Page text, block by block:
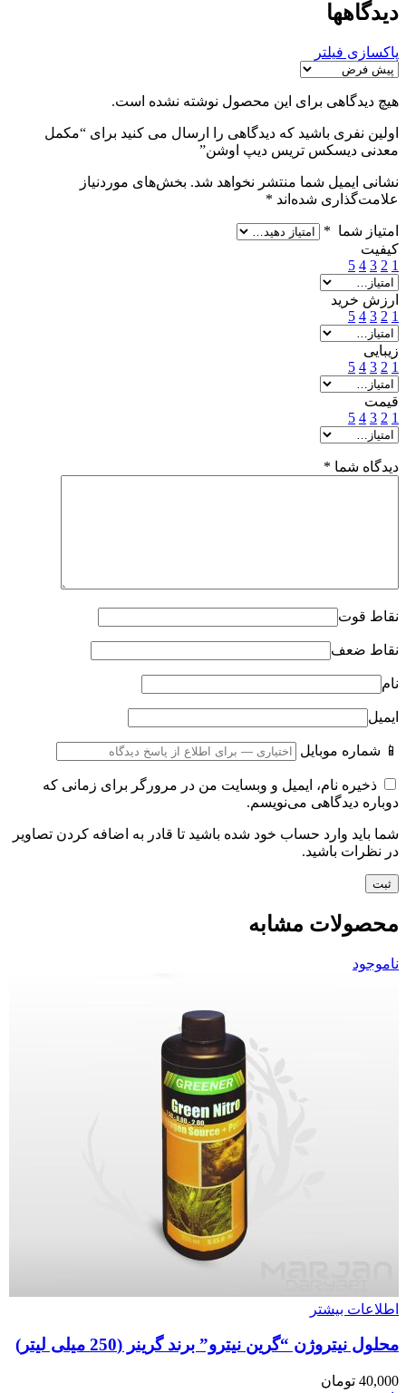
دیدگاهها
پاکسازی فیلتر
هیچ دیدگاهی برای این محصول نوشته نشده است.
اولین نفری باشید که دیدگاهی را ارسال می کنید برای “مکمل
معدنی دیسکس تریس دیپ اوشن”
نشانی ایمیل شما منتشر نخواهد شد. بخش‌های موردنیاز
علامت‌گذاری شده‌اند *
امتیاز شما *
کیفیت
1
2
3
4
5
ارزش خرید
1
2
3
4
5
زیبایی
1
2
3
4
5
قیمت
1
2
3
4
5
دیدگاه شما *
نقاط قوت
نقاط ضعف
نام
ایمیل
📱 شماره موبایل
ذخیره نام، ایمیل و وبسایت من در مرورگر برای زمانی که
دوباره دیدگاهی می‌نویسم.
شما باید وارد حساب خود شده باشید تا قادر به اضافه کردن تصاویر
در نظرات باشید.
محصولات مشابه
ناموجود
اطلاعات بیشتر
محلول نیتروژن “گرین نیترو” برند گرینر (250 میلی لیتر)
40,000 تومان